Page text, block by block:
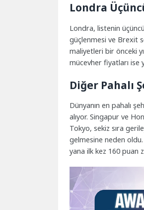
Londra
Londra, listenin
güçlenmesi ve Brexit
maliyetleri bir önceki
mücevher fiyatları ise
Diğer Pahalı
Dünyanın en pahalı
alıyor. Singapur ve
Tokyo, sekiz sıra
gelmesine neden oldu.
yana ilk kez 160 puan